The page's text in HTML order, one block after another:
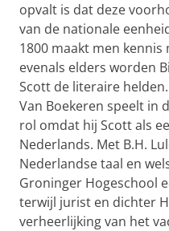
opvalt is dat deze
van de nationale
1800 maakt men kennis
evenals elders worden
Scott de literaire
Van Boekeren speelt in
rol omdat hij Scott als
Nederlands. Met B.H.
Nederlandse taal en
Groninger Hogeschool
terwijl jurist en dichter
verheerlijking van het